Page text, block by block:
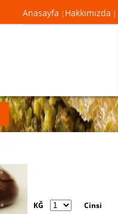
Anasayfa | Hakkımızda |
KĞ Cinsi